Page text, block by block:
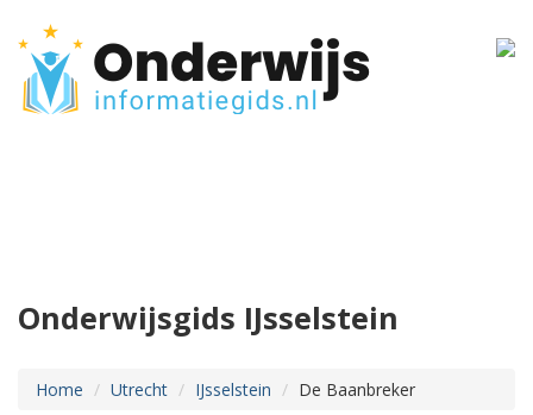
Onderwijsgids IJsselstein
Home Utrecht IJsselstein De Baanbreker